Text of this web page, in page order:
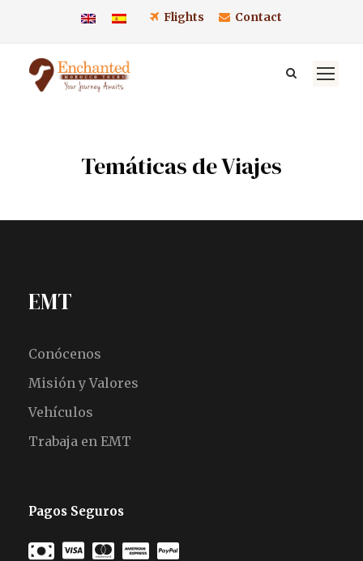
Flights Contact
Temáticas de Viajes
EMT
Conócenos
Misión y Valores
Vehículos
Trabaja en EMT
Pagos Seguros